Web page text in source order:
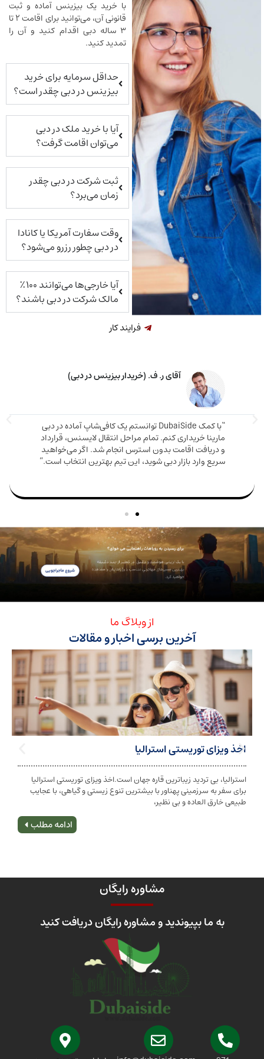
با خرید یک بیزینس آماده و ثبت
قانونی آن، می‌توانید برای اقامت ۲ تا
۳ ساله دبی اقدام کنید و آن را
تمدید کنید.
حداقل سرمایه برای خرید
بیزینس در دبی چقدر است؟
آیا با خرید ملک در دبی
می‌توان اقامت گرفت؟
ثبت شرکت در دبی چقدر
زمان می‌برد؟
وقت سفارت آمریکا یا کانادا
در دبی چطور رزرو می‌شود؟
آیا خارجی‌ها می‌توانند ۱۰۰٪
مالک شرکت در دبی باشند؟
خانم م. ق. (خریدار ملک در دبی)
دقیق و صادقانه‌ای دریافت کردم. ملکی که
هم ارزش بالایی داشت هم باعث شد اقامت
بگیرم. تیم DubaiSide از شروع خرید تا گرفتن ویزا کنار
آخرین برسی اخبار و مقالات
توریستی استرالیا
تردید زیباترین قاره جهان است.اخذ ویزای توریستی استرالیا
سرزمینی پهناور با بیشترین تنوع زیستی و گیاهی، با عجایب
العاده و بی نظیر،
تابعیت و اخذ
شخص به دولت
مشاوره رایگان
بپیوندید و مشاوره رایگان دریافت کنید